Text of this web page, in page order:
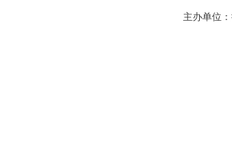
主办单位